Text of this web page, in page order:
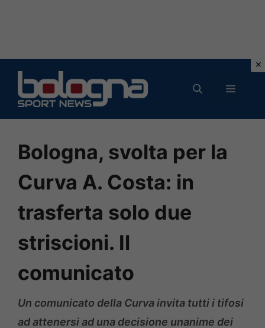
contenuto
MENU
Bologna, svolta per la
Curva A. Costa: in
trasferta solo due
striscioni. Il
comunicato
Un comunicato della Curva invita tutti i tifosi
ad attenersi ad una decisione unanime dei